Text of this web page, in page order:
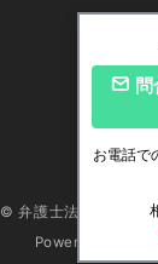
お電話で
© 弁護士法人いかり
Powered by